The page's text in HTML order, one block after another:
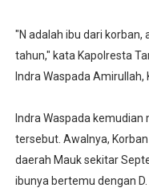
"N adalah ibu dari korban,
tahun," kata Kapolresta
Indra Waspada
Indra Waspada
tersebut. Awalnya,
daerah Mauk sekitar
ibunya bertemu dengan D.